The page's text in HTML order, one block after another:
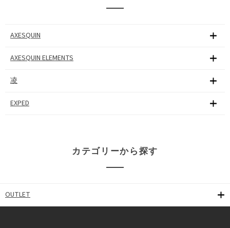
AXESQUIN
AXESQUIN ELEMENTS
凌
EXPED
カテゴリーから探す
OUTLET